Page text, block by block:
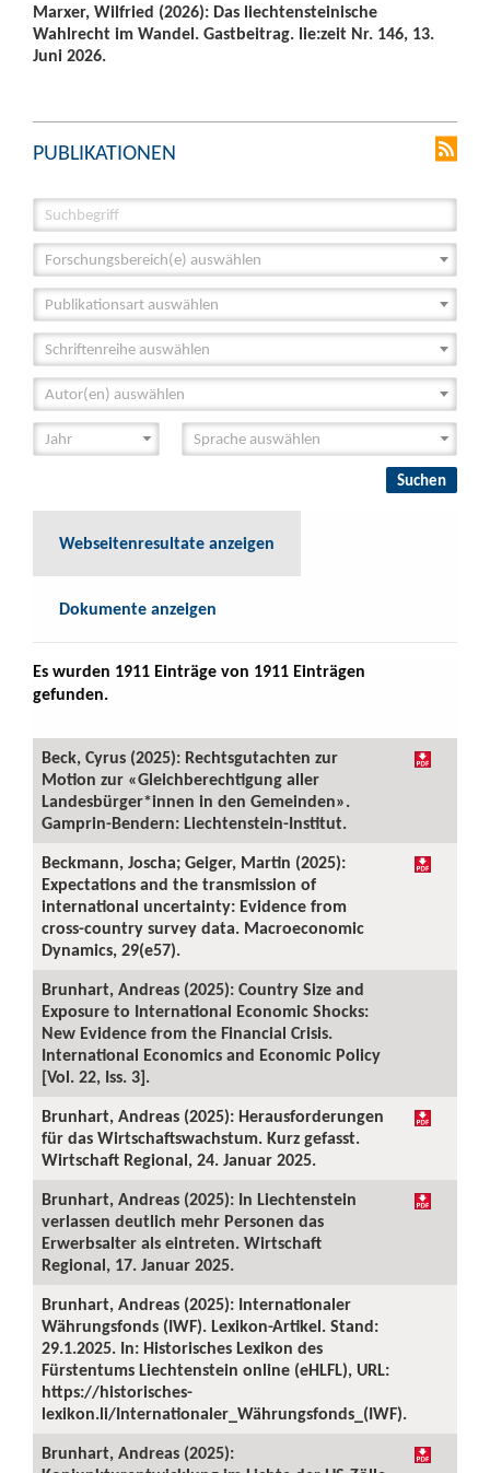
Marxer, Wilfried (2026): Das liechtensteinische
Wahlrecht im Wandel. Gastbeitrag. lie:zeit Nr. 146, 13.
Juni 2026.
PUBLIKATIONEN
Forschungsbereich(e) auswählen
Publikationsart auswählen
Schriftenreihe auswählen
Autor(en) auswählen
Webseitenresultate anzeigen
Dokumente anzeigen
Es wurden 1911 Einträge von 1911 Einträgen
gefunden.
Beck, Cyrus (2025): Rechtsgutachten zur
Motion zur «Gleichberechtigung aller
Landesbürger*innen in den Gemeinden».
Gamprin-Bendern: Liechtenstein-Institut.
Beckmann, Joscha; Geiger, Martin (2025):
Expectations and the transmission of
international uncertainty: Evidence from
cross-country survey data. Macroeconomic
Dynamics, 29(e57).
Brunhart, Andreas (2025): Country Size and
Exposure to International Economic Shocks:
New Evidence from the Financial Crisis.
International Economics and Economic Policy
[Vol. 22, Iss. 3].
Brunhart, Andreas (2025): Herausforderungen
für das Wirtschaftswachstum. Kurz gefasst.
Wirtschaft Regional, 24. Januar 2025.
Brunhart, Andreas (2025): In Liechtenstein
verlassen deutlich mehr Personen das
Erwerbsalter als eintreten. Wirtschaft
Regional, 17. Januar 2025.
Brunhart, Andreas (2025): Internationaler
Währungsfonds (IWF). Lexikon-Artikel. Stand:
29.1.2025. In: Historisches Lexikon des
Fürstentums Liechtenstein online (eHLFL), URL:
https://historisches-
lexikon.li/Internationaler_Währungsfonds_(IWF).
Brunhart, Andreas (2025):